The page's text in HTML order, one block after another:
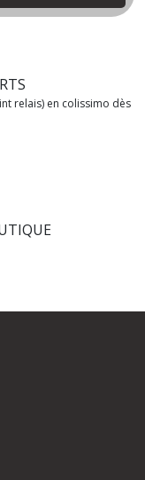
relais) en colissimo dès